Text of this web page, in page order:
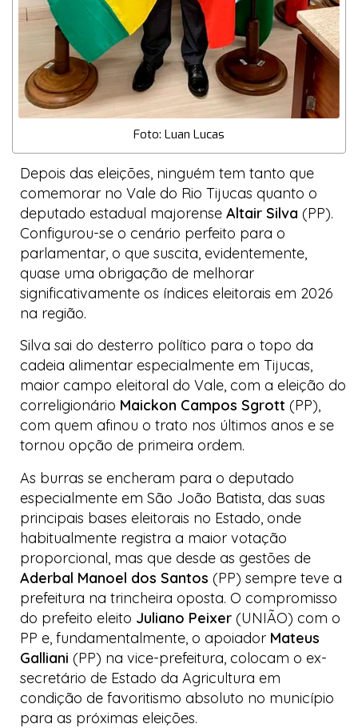
Foto: Luan Lucas
Depois das eleições, ninguém tem tanto que
comemorar no Vale do Rio Tijucas quanto o
deputado estadual majorense Altair Silva (PP).
Configurou-se o cenário perfeito para o
parlamentar, o que suscita, evidentemente,
quase uma obrigação de melhorar
significativamente os índices eleitorais em 2026
na região.
Silva sai do desterro político para o topo da
cadeia alimentar especialmente em Tijucas,
maior campo eleitoral do Vale, com a eleição do
correligionário Maickon Campos Sgrott (PP),
com quem afinou o trato nos últimos anos e se
tornou opção de primeira ordem.
As burras se encheram para o deputado
especialmente em São João Batista, das suas
principais bases eleitorais no Estado, onde
habitualmente registra a maior votação
proporcional, mas que desde as gestões de
Aderbal Manoel dos Santos (PP) sempre teve a
prefeitura na trincheira oposta. O compromisso
do prefeito eleito Juliano Peixer (UNIÃO) com o
PP e, fundamentalmente, o apoiador Mateus
Galliani (PP) na vice-prefeitura, colocam o ex-
secretário de Estado da Agricultura em
condição de favoritismo absoluto no município
para as próximas eleições.